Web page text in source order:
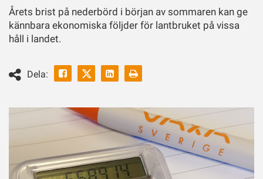
Årets brist på nederbörd i början av sommaren kan ge
kännbara ekonomiska följder för lantbruket på vissa
håll i landet.
Dela:
Facebook LinkedinSkriv